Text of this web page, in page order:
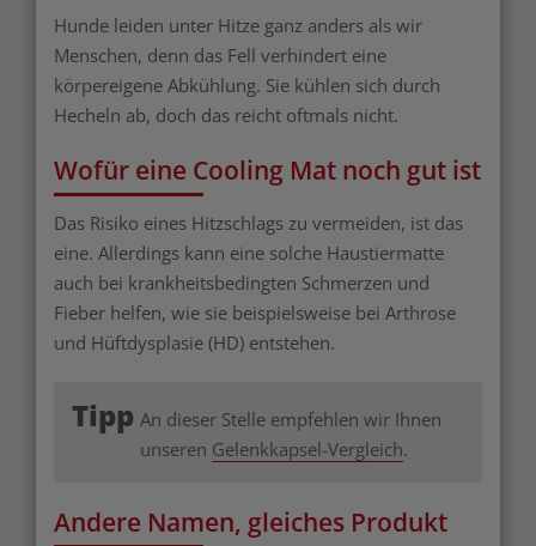
Hunde leiden unter Hitze ganz anders als wir
Menschen, denn das Fell verhindert eine
körpereigene Abkühlung. Sie kühlen sich durch
Hecheln ab, doch das reicht oftmals nicht.
Wofür eine Cooling Mat noch gut ist
Das Risiko eines Hitzschlags zu vermeiden, ist das
eine. Allerdings kann eine solche Haustiermatte
auch bei krankheitsbedingten Schmerzen und
Fieber helfen, wie sie beispielsweise bei Arthrose
und Hüftdysplasie (HD) entstehen.
Tipp An dieser Stelle empfehlen wir Ihnen
unseren Gelenkkapsel-Vergleich.
Andere Namen, gleiches Produkt